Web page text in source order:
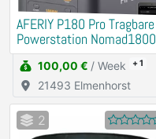
AFERIY P180 Pro Tragbare
Powerstation Nomad1800
Pro | 1800W 1024Wh
100,00 € / Week + 1
21493 Elmenhorst
2